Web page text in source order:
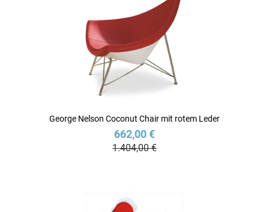
George Nelson Coconut Chair mit rotem Leder
662,00 €
1.404,00 €